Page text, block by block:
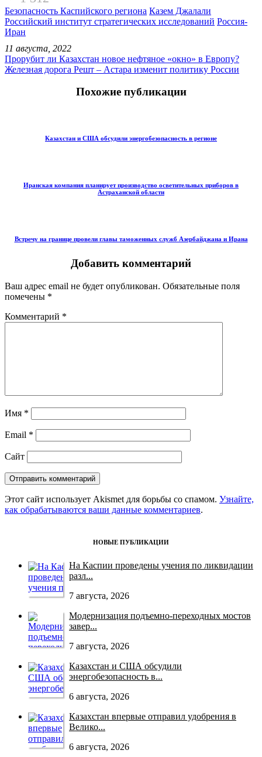
Безопасность Каспийского региона Казем Джалали
Российский институт стратегических исследований Россия-
Иран
11 августа, 2022
Прорубит ли Казахстан новое нефтяное «окно» в Европу?
Железная дорога Решт – Астара изменит политику России
Похожие публикации
Казахстан и США обсудили энергобезопасность в регионе
Иранская компания планирует производство осветительных приборов в
Астраханской области
Встречу на границе провели главы таможенных служб Азербайджана и Ирана
Добавить комментарий
Ваш адрес email не будет опубликован. Обязательные поля
помечены *
Комментарий *
Имя *
Email *
Сайт
Этот сайт использует Akismet для борьбы со спамом. Узнайте,
как обрабатываются ваши данные комментариев.
НОВЫЕ ПУБЛИКАЦИИ
На Каспии проведены учения по ликвидации
разл...
7 августа, 2026
Модернизация подъемно-переходных мостов
завер...
7 августа, 2026
Казахстан и США обсудили
энергобезопасность в...
6 августа, 2026
Казахстан впервые отправил удобрения в
Велико...
6 августа, 2026